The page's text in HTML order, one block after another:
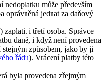
nedoplatku může především
oprávněná jednat za daňový
zaplatit i třetí osoba. Správce
daně, i když není provedena
způsobem, jako by ji
řádu). Vrácení platby této
byla provedena zřejmým